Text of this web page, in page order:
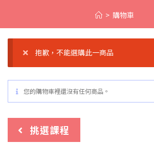
> 購物車
抱歉，不能選購此一商品
您的購物車裡還沒有任何商品。
挑選課程